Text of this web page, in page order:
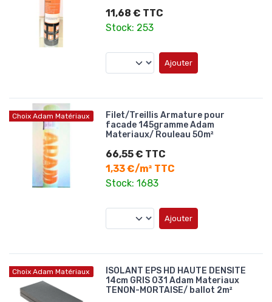
11,68 € TTC
Stock: 253
Ajouter
Choix Adam Matériaux
Filet/Treillis Armature pour
facade 145gramme Adam
Materiaux/ Rouleau 50m²
66,55 € TTC
1,33 €/m² TTC
Stock: 1683
Ajouter
Choix Adam Matériaux
ISOLANT EPS HD HAUTE DENSITE
14cm GRIS 031 Adam Materiaux
TENON-MORTAISE/ ballot 2m²